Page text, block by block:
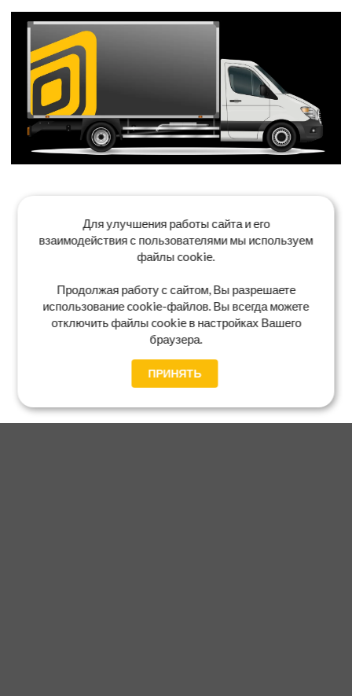
Для улучшения работы сайта и его
взаимодействия с пользователями мы используем
файлы cookie.
Продолжая работу с сайтом, Вы разрешаете
использование cookie-файлов. Вы всегда можете
отключить файлы cookie в настройках Вашего
браузера.
ПРИНЯТЬ